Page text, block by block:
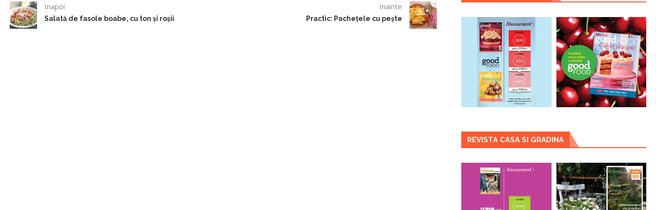
Inapoi
Salată de fasole boabe, cu ton și roșii
Inainte
Practic: Pachețele cu pește
REVISTA CASA SI GRADINA